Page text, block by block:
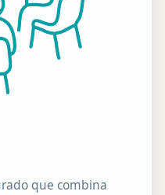
que combina